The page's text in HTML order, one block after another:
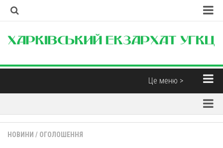
Про екзархат
Це меню >
Парохії
Парохії Харківської області
Корисні матеріали
Інтерв’ю
НОВИНИ / ОГОЛОШЕННЯ